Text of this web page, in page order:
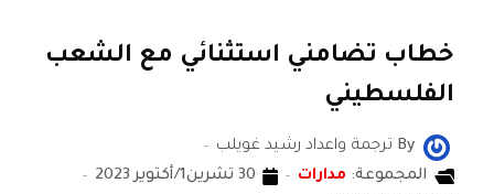
خطاب تضامني استثنائي مع الشعب
الفلسطيني
By ترجمة واعداد رشيد غويلب
المجموعة: مدارات
30 تشرين1/أكتوير 2023